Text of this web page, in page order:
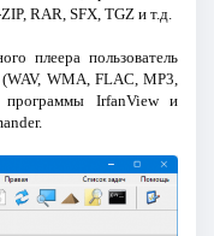
RAR, SFX, TGZ и т.д.
плеера пользователь
WMA, FLAC, MP3,
программы IrfanView и